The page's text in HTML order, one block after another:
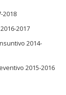
2018
2017
2014-
2015-2016